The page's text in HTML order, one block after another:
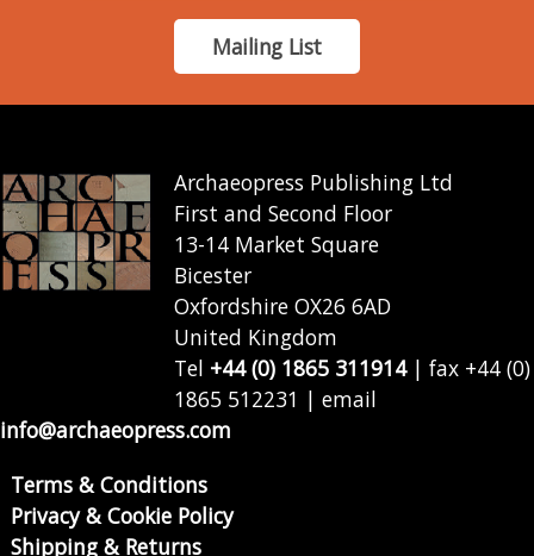
Mailing List
Archaeopress Publishing Ltd
First and Second Floor
13-14 Market Square
Bicester
Oxfordshire OX26 6AD
United Kingdom
Tel +44 (0) 1865 311914| fax +44 (0)
1865 512231 | email
info@archaeopress.com
Terms & Conditions
Privacy & Cookie Policy
Shipping & Returns